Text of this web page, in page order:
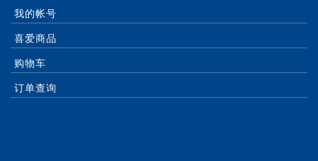
我的帐号
喜爱商品
购物车
订单查询